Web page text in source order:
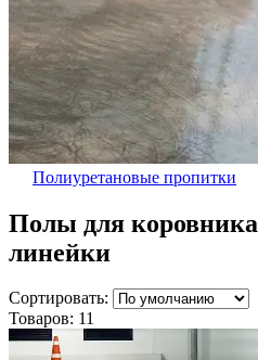
Полиуретановые пропитки
Полы для коровника
линейки
Сортировать:
Товаров: 11